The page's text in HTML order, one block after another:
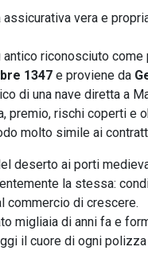
vera e
antico riconosciuto
1347 e proviene da
di una nave diretta a
premio, rischi coperti e
molto simile ai
deserto ai porti
la stessa:
commercio di crescere.
migliaia di anni fa e
il cuore di ogni